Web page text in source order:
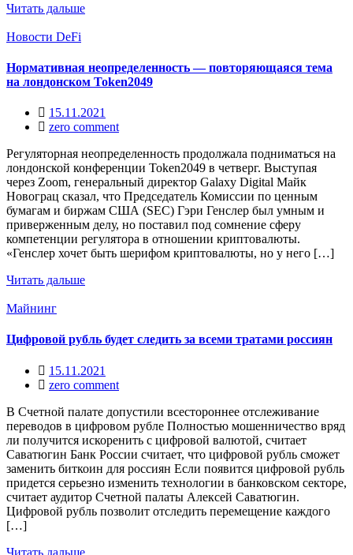
Читать дальше
Новости DeFi
Нормативная неопределенность — повторяющаяся тема
на лондонском Token2049
15.11.2021
zero comment
Регуляторная неопределенность продолжала подниматься на
лондонской конференции Token2049 в четверг. Выступая
через Zoom, генеральный директор Galaxy Digital Майк
Новограц сказал, что Председатель Комиссии по ценным
бумагам и биржам США (SEC) Гэри Генслер был умным и
приверженным делу, но поставил под сомнение сферу
компетенции регулятора в отношении криптовалюты.
«Генслер хочет быть шерифом криптовалюты, но у него […]
Читать дальше
Майнинг
Цифровой рубль будет следить за всеми тратами россиян
15.11.2021
zero comment
В Счетной палате допустили всестороннее отслеживание
переводов в цифровом рубле Полностью мошенничество вряд
ли получится искоренить с цифровой валютой, считает
Саватюгин Банк России считает, что цифровой рубль сможет
заменить биткоин для россиян Если появится цифровой рубль
придется серьезно изменить технологии в банковском секторе,
считает аудитор Счетной палаты Алексей Саватюгин.
Цифровой рубль позволит отследить перемещение каждого
[…]
Читать дальше